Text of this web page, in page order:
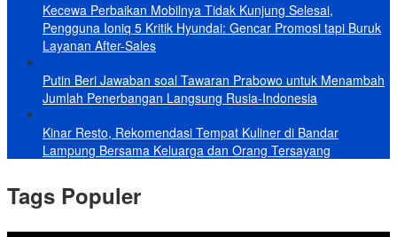
Kecewa Perbaikan Mobilnya Tidak Kunjung Selesai,
Pengguna Ioniq 5 Kritik Hyundai: Gencar Promosi tapi Buruk
Layanan After-Sales
Putin Beri Jawaban soal Tawaran Prabowo untuk Menambah
Jumlah Penerbangan Langsung Rusia-Indonesia
Kinar Resto, Rekomendasi Tempat Kuliner di Bandar
Lampung Bersama Keluarga dan Orang Tersayang
Tags Populer